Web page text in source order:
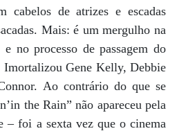
cabelos de atrizes e escadas
Mais: é um mergulho na
no processo de passagem do
Imortalizou Gene Kelly, Debbie
Ao contrário do que se
the Rain” não apareceu pela
– foi a sexta vez que o cinema